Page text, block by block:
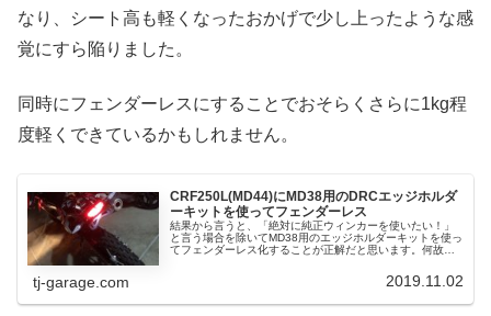
なり、シート高も軽くなったおかげで少し上ったような感
覚にすら陥りました。
同時にフェンダーレスにすることでおそらくさらに1kg程
度軽くできているかもしれません。
CRF250L(MD44)にMD38用のDRCエッジホルダ
ーキットを使ってフェンダーレス
結果から言うと、「絶対に純正ウィンカーを使いたい！」
と言う場合を除いてMD38用のエッジホルダーキットを使っ
てフェンダーレス化することが正解だと思います。何故な
tj-garage.com 2019.11.02